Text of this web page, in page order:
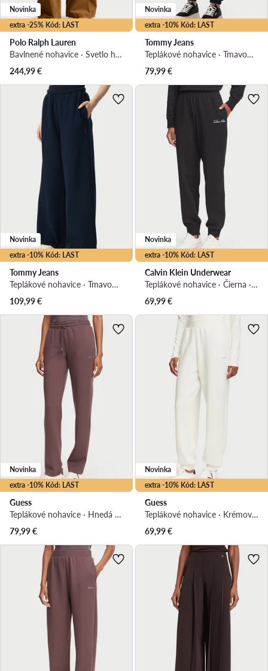
extra -25% Kód: LAST
Novinka
Polo Ralph Lauren
Bavlnené nohavice · Svetlo hnedá · Regular fit
244,99€
extra -10% Kód: LAST
Novinka
Tommy Jeans
Teplákové nohavice · Tmavomodrá · Regular fit
79,99€
extra -10% Kód: LAST
Novinka
Tommy Jeans
Teplákové nohavice · Tmavomodrá · Regular fit
109,99€
extra -10% Kód: LAST
Novinka
Calvin Klein Underwear
Teplákové nohavice · Čierna · Regular fit
69,99€
extra -10% Kód: LAST
Novinka
Guess
Teplákové nohavice · Hnedá · Regular fit
79,99€
extra -10% Kód: LAST
Novinka
Guess
Teplákové nohavice · Krémová · Regular fit
69,99€